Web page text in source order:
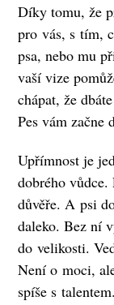
Díky tomu, že
pro vás, s tím,
psa, nebo mu
vaší vize
chápat, že
Pes vám začne
Upřímnost je
dobrého vůdce.
důvěře. A psi
daleko. Bez ní
do velikosti.
Není o moci,
spíše s talentem.